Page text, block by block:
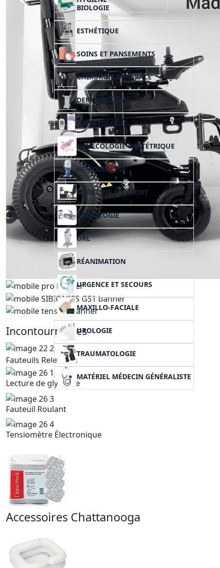
BIOLOGIE
ESTHÉTIQUE
SOINS ET PANSEMENTS
CHIRURGIE GÉNÉRALE
DERMATOLOGIE
DIABÉTOLOGIE
GYNÉCOLOGIE OBSTÉTRIQUE
HÉMODIALYSE
MÉDECINE DU SPORT
RADIOLOGIE
ORL
RÉANIMATION
URGENCE ET SECOURS
MAXILLO-FACIALE
UROLOGIE
TRAUMATOLOGIE
MATÉRIEL MÉDECIN GÉNÉRALISTE
Incontournables
Fauteuils Releveurs
Lecture de glycémie
Fauteuil Roulant
Tensiomètre Électronique
Accessoires Chattanooga